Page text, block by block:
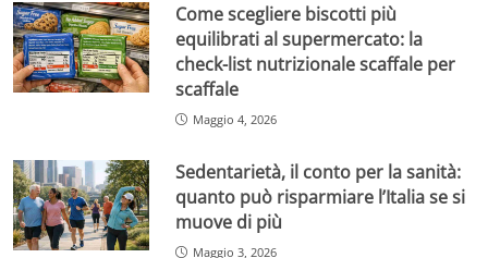
Come scegliere biscotti più
equilibrati al supermercato: la
check-list nutrizionale scaffale per
scaffale
Maggio 4, 2026
Sedentarietà, il conto per la sanità:
quanto può risparmiare l’Italia se si
muove di più
Maggio 3, 2026